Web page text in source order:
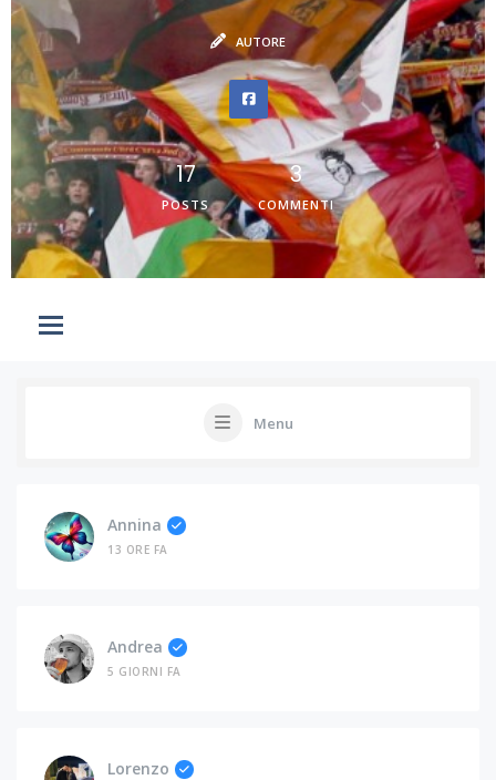
AUTORE
17
POSTS
3
COMMENTI
Menu
Annina
13 ORE FA
Andrea
5 GIORNI FA
Lorenzo